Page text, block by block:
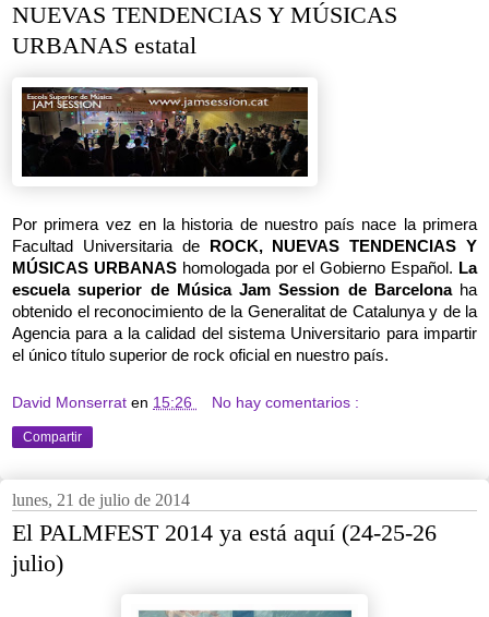
NUEVAS TENDENCIAS Y MÚSICAS
URBANAS estatal
Por primera vez en la historia de nuestro país nace la primera
Facultad Universitaria de
ROCK, NUEVAS TENDENCIAS Y
MÚSICAS URBANAShomologada por el Gobierno Español. La
escuela superior de Música Jam Session de Barcelona ha
obtenido el reconocimiento de la Generalitat de Catalunya y de la
Agencia para a la calidad del sistema Universitario para impartir
el único título superior de rock oficial en nuestro país.
David Monserrat en 15:26 No hay comentarios :
Compartir
lunes, 21 de julio de 2014
El PALMFEST 2014 ya está aquí (24-25-26
julio)